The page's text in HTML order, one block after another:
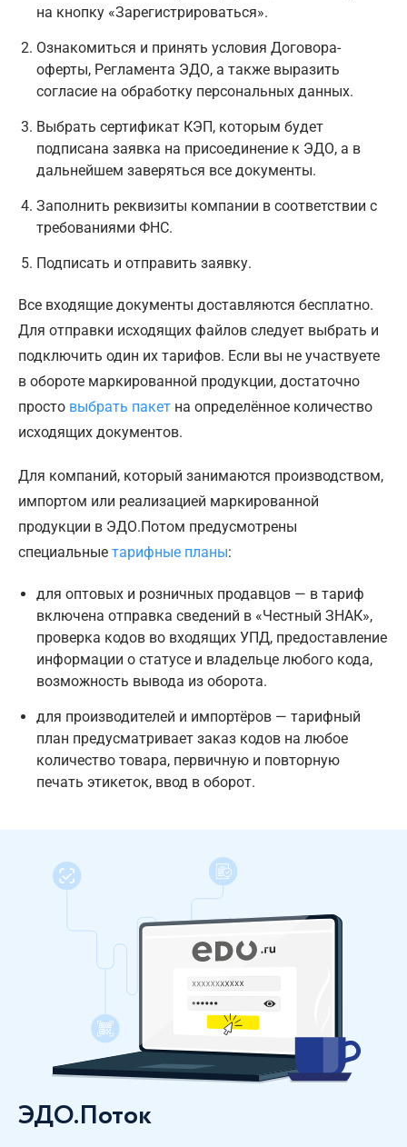
на кнопку «Зарегистрироваться».
Ознакомиться и принять условия Договора-
оферты, Регламента ЭДО, а также выразить
согласие на обработку персональных данных.
Выбрать сертификат КЭП, которым будет
подписана заявка на присоединение к ЭДО, а в
дальнейшем заверяться все документы.
Заполнить реквизиты компании в соответствии с
требованиями ФНС.
Подписать и отправить заявку.
Все входящие документы доставляются бесплатно.
Для отправки исходящих файлов следует выбрать и
подключить один их тарифов. Если вы не участвуете
в обороте маркированной продукции, достаточно
просто выбрать пакет на определённое количество
исходящих документов.
Для компаний, который занимаются производством,
импортом или реализацией маркированной
продукции в ЭДО.Потом предусмотрены
специальные тарифные планы:
для оптовых и розничных продавцов — в тариф
включена отправка сведений в «Честный ЗНАК»,
проверка кодов во входящих УПД, предоставление
информации о статусе и владельце любого кода,
возможность вывода из оборота.
для производителей и импортёров — тарифный
план предусматривает заказ кодов на любое
количество товара, первичную и повторную
печать этикеток, ввод в оборот.
ЭДО.Поток